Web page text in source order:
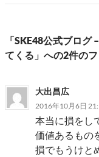
ゲ
ー
シ
ン
「SKE48公式ブロ
てくる」への2件の
大出昌広
2016年10月6日
本当に損をし
価値あるもの
損でもうけと